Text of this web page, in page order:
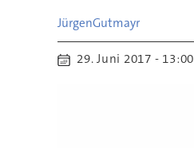
JürgenGutmayr
29. Juni 2017 - 13:00